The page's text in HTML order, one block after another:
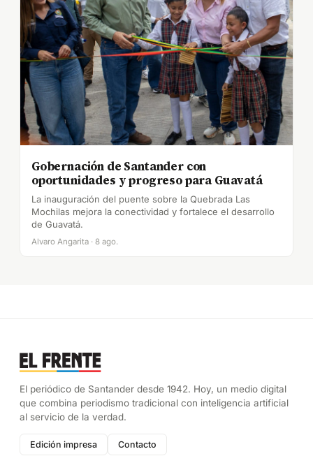
Gobernación de Santander con
oportunidades y progreso para Guavatá
La inauguración del puente sobre la Quebrada Las
Mochilas mejora la conectividad y fortalece el desarrollo
de Guavatá.
Alvaro Angarita · 8 ago.
El periódico de Santander desde 1942. Hoy, un medio digital
que combina periodismo tradicional con inteligencia artificial
al servicio de la verdad.
Edición impresa Contacto